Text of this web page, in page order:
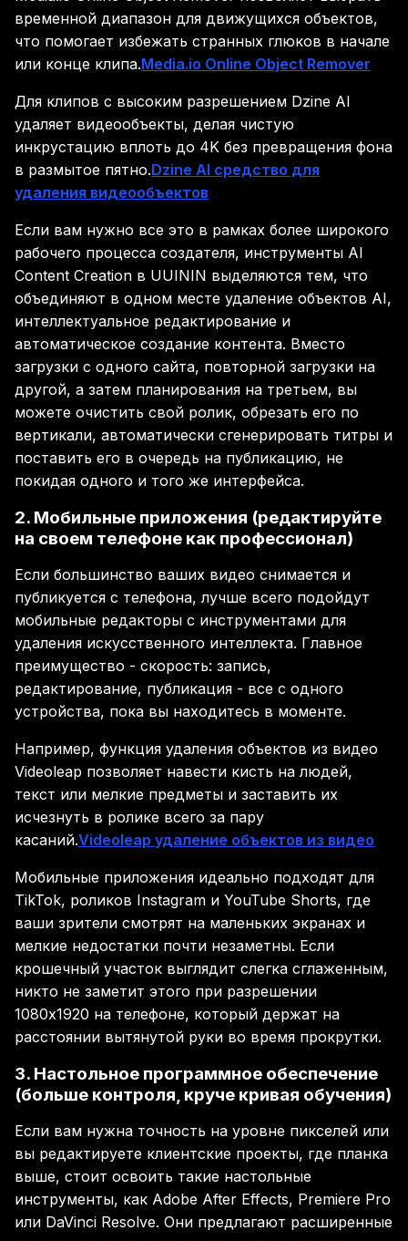
временной диапазон для движущихся объектов,
что помогает избежать странных глюков в начале
или конце клипа.Media.io Online Object Remover
Для клипов с высоким разрешением Dzine AI
удаляет видеообъекты, делая чистую
инкрустацию вплоть до 4K без превращения фона
в размытое пятно.Dzine AI средство для
удаления видеообъектов
Если вам нужно все это в рамках более широкого
рабочего процесса создателя, инструменты AI
Content Creation в UUININ выделяются тем, что
объединяют в одном месте удаление объектов AI,
интеллектуальное редактирование и
автоматическое создание контента. Вместо
загрузки с одного сайта, повторной загрузки на
другой, а затем планирования на третьем, вы
можете очистить свой ролик, обрезать его по
вертикали, автоматически сгенерировать титры и
поставить его в очередь на публикацию, не
покидая одного и того же интерфейса.
2. Мобильные приложения (редактируйте
на своем телефоне как профессионал)
Если большинство ваших видео снимается и
публикуется с телефона, лучше всего подойдут
мобильные редакторы с инструментами для
удаления искусственного интеллекта. Главное
преимущество - скорость: запись,
редактирование, публикация - все с одного
устройства, пока вы находитесь в моменте.
Например, функция удаления объектов из видео
Videoleap позволяет навести кисть на людей,
текст или мелкие предметы и заставить их
исчезнуть в ролике всего за пару
касаний.Videoleap удаление объектов из видео
Мобильные приложения идеально подходят для
TikTok, роликов Instagram и YouTube Shorts, где
ваши зрители смотрят на маленьких экранах и
мелкие недостатки почти незаметны. Если
крошечный участок выглядит слегка сглаженным,
никто не заметит этого при разрешении
1080x1920 на телефоне, который держат на
расстоянии вытянутой руки во время прокрутки.
3. Настольное программное обеспечение
(больше контроля, круче кривая обучения)
Если вам нужна точность на уровне пикселей или
вы редактируете клиентские проекты, где планка
выше, стоит освоить такие настольные
инструменты, как Adobe After Effects, Premiere Pro
или DaVinci Resolve. Они предлагают расширенные